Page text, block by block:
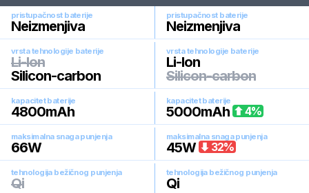
pristupačnost baterije
Neizmenjiva
pristupačnost baterije
Neizmenjiva
vrsta tehnologije baterije
Li-Ion
Silicon-carbon
vrsta tehnologije baterije
Li-Ion
Silicon-carbon
kapacitet baterije
4800mAh
kapacitet baterije
5000mAh 4%
maksimalna snaga punjenja
66W
maksimalna snaga punjenja
45W 32%
tehnologija bežičnog punjenja
Qi
tehnologija bežičnog punjenja
Qi